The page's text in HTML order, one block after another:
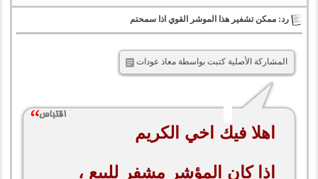
رد: ممكن تشفير هذا الموشر القوي اذا سمحتم
المشاركة الأصلية كتبت بواسطة معاذ عودات
اهلا فيك اخي الكريم
اذا كان المؤشر مشفر للبيع ،